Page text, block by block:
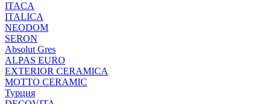
ITACA
ITALICA
NEODOM
SERON
Absolut Gres
ALPAS EURO
EXTERIOR CERAMICA
MOTTO CERAMIC
Турция